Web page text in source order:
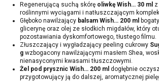
Regenerującą suchą skórę oliwkę Wish… 30 ml
roślinnymi wyciągami i natłuszczającym
Głęboko nawilżający balsam Wish… 200 ml
glicerynę oraz olej ze słodkich migdałów, który
pozostawiania dyskomfortowego, tłustego filmu.
Złuszczający i wygładzający peeling cukrowy
g wzbogacony nawilżającymi masłem Shea,
nienasyconymi kwasami tłuszczowymi.
Żel pod prysznic Wish… 200 ml dogłębnie
przygotowujący ją do dalszej, aromatycznej